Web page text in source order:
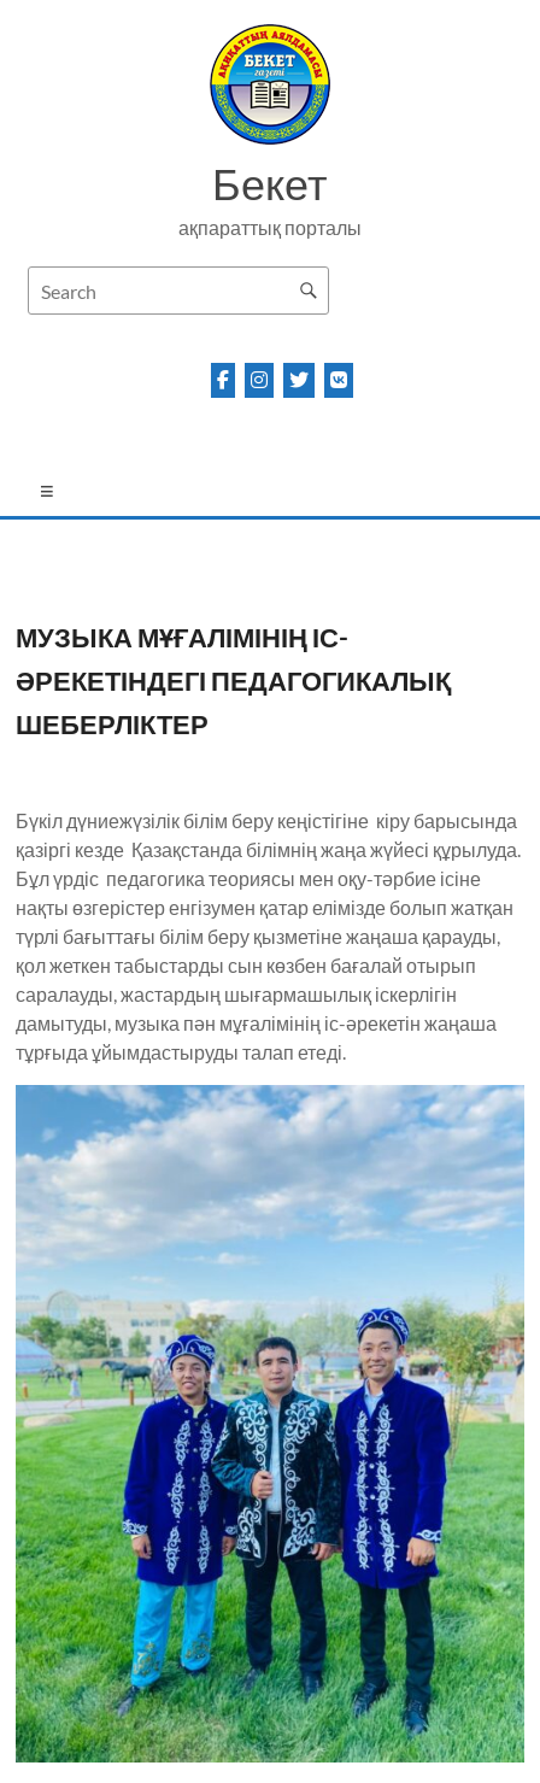
Бекет
ақпараттық порталы
МУЗЫКА МҰҒАЛІМІНІҢ ІС-
ӘРЕКЕТІНДЕГІ ПЕДАГОГИКАЛЫҚ
ШЕБЕРЛІКТЕР
Бүкіл дүниежүзілік білім беру кеңістігіне кіру барысында
қазіргі кезде Қазақстанда білімнің жаңа жүйесі құрылуда.
Бұл үрдіс педагогика теориясы мен оқу-тәрбие ісіне
нақты өзгерістер енгізумен қатар елімізде болып жатқан
түрлі бағыттағы білім беру қызметіне жаңаша қарауды,
қол жеткен табыстарды сын көзбен бағалай отырып
саралауды, жастардың шығармашылық іскерлігін
дамытуды, музыка пән мұғалімінің іс-әрекетін жаңаша
тұрғыда ұйымдастыруды талап етеді.